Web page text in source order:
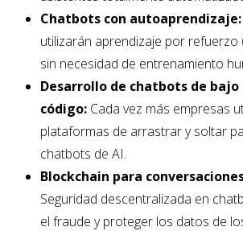
Chatbots con autoaprendizaje:
utilizarán aprendizaje por refuerzo
sin necesidad de entrenamiento
Desarrollo de chatbots de bajo
código:Cada vez más empresas
plataformas de arrastrar y soltar
chatbots de AI.
Blockchain para
Seguridad descentralizada en
el fraude y proteger los datos de